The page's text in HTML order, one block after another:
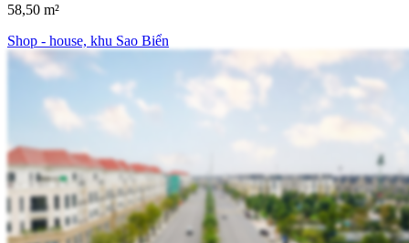
58,50 m²
Shop - house, khu Sao Biển